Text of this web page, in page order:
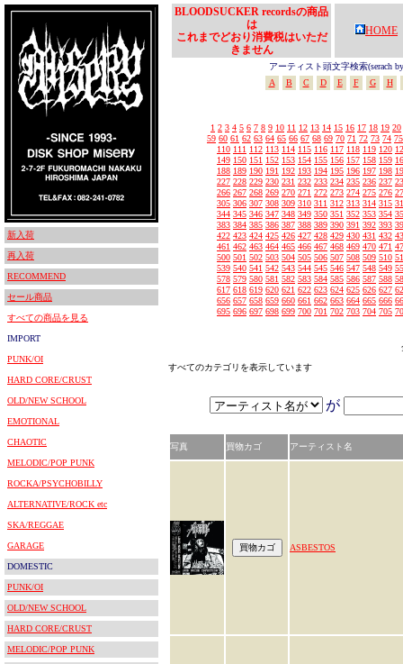
新入荷
再入荷
RECOMMEND
セール商品
すべての商品を見る
IMPORT
PUNK/OI
HARD CORE/CRUST
OLD/NEW SCHOOL
EMOTIONAL
CHAOTIC
MELODIC/POP PUNK
ROCKA/PSYCHOBILLY
ALTERNATIVE/ROCK etc
SKA/REGGAE
GARAGE
DOMESTIC
PUNK/OI
OLD/NEW SCHOOL
HARD CORE/CRUST
MELODIC/POP PUNK
BLOODSUCKER recordsの商品
は
これまでどおり消費税はいただ
きません
HOME
アーティスト頭文字検索(serach
A
B C D E F G H
1 2 3 4 5 6 7 8 9 10 11 12 13 14 15 16 17 18 19 20
59 60 61 62 63 64 65 66 67 68 69 70 71 72 73 74 75
110 111 112 113 114 115 116 117 118 119 120
149 150 151 152 153 154 155 156 157 158 159
188 189 190 191 192 193 194 195 196 197 198
227 228 229 230 231 232 233 234 235 236 237
266 267 268 269 270 271 272 273 274 275 276
305 306 307 308 309 310 311 312 313 314 315
344 345 346 347 348 349 350 351 352 353 354
383 384 385 386 387 388 389 390 391 392 393
422 423 424 425 426 427 428 429 430 431 432
461 462 463 464 465 466 467 468 469 470 471
500 501 502 503 504 505 506 507 508 509 510
539 540 541 542 543 544 545 546 547 548 549
578 579 580 581 582 583 584 585 586 587 588
617 618 619 620 621 622 623 624 625 626 627
656 657 658 659 660 661 662 663 664 665 666
695 696 697 698 699 700 701 702 703 704 705
すべてのカテゴリを表示しています
が
写真 買物カゴ アーティスト名
ASBESTOS